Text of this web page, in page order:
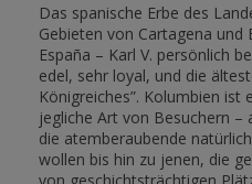
Das spanische Erbe des
Gebieten von Cartagena und
España – Karl V. persönlich
edel, sehr loyal, und die
Königreiches”. Kolumbien
jegliche Art von Besuchern –
die atemberaubende
wollen bis hin zu jenen, die